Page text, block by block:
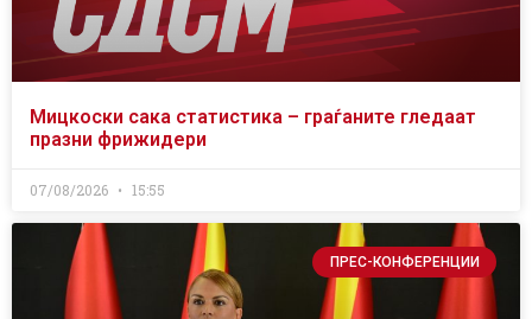
Мицкоски сака статистика – граѓаните гледаат
празни фрижидери
07/08/2026 15:55
ПРЕС-КОНФЕРЕНЦИИ